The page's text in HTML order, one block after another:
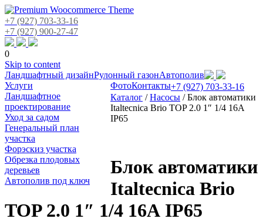
+7 (927) 703-33-16
+7 (927) 900-27-47
0
Skip to content
Ландшафтный дизайнРулонный газонАвтополив
Услуги
Ландшафтное
проектирование
Уход за садом
Генеральный план
участка
Форэскиз участка
Обрезка плодовых
деревьев
Автополив под ключ
ФотоКонтакты+7 (927) 703-33-16
Каталог /Насосы /Блок автоматики
Italtecnica Brio TOP 2.0 1″ 1/4 16А
IP65
Блок автоматики
Italtecnica Brio
TOP 2.0 1″ 1/4 16А IP65